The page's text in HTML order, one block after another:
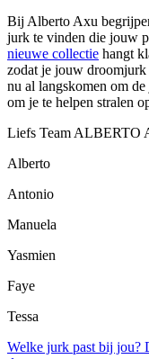
Bij Alberto Axu
jurk te vinden die jouw
nieuwe collectie hangt
zodat je jouw droomjurk
nu al langskomen om
om je te helpen stralen
Liefs Team ALBERTO
Alberto
Antonio
Manuela
Yasmien
Faye
Tessa
Welke jurk past bij jou?